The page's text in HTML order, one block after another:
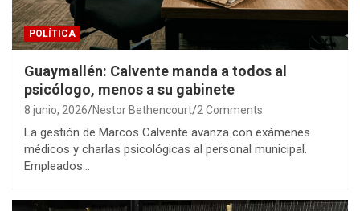
POLÍTICA
Guaymallén: Calvente manda a todos al
psicólogo, menos a su gabinete
8 junio, 2026 Nestor Bethencourt 2 Comments
La gestión de Marcos Calvente avanza con exámenes
médicos y charlas psicológicas al personal municipal.
Empleados…